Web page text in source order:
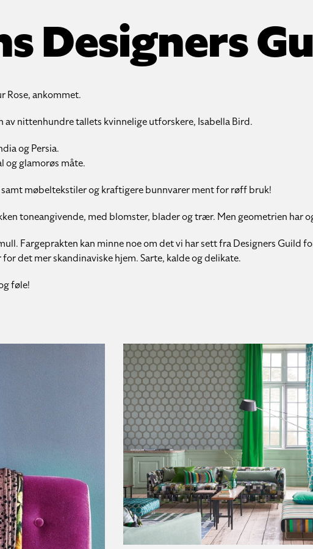
Designers
Rose, ankommet.
av nittenhundre tallets kvinnelige utforskere, Isabella Bird.
og Persia.
og glamorøs måte.
møbeltekstiler og kraftigere bunnvarer ment for røff bruk!
toneangivende, med blomster, blader og trær. Men geometrien har
Fargeprakten kan minne noe om det vi har sett fra Designers Guild
det mer skandinaviske hjem. Sarte, kalde og delikate.
føle!